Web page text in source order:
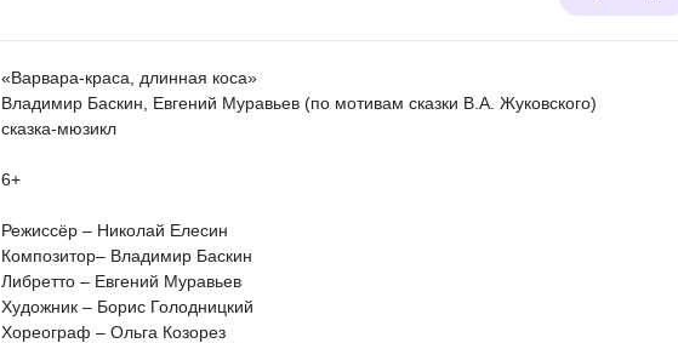
«Варвара-краса, длинная коса»
Владимир Баскин, Евгений Муравьев (по мотивам сказки В.А. Жуковского)
сказка-мюзикл
6+
Режиссёр – Николай Елесин
Композитор– Владимир Баскин
Либретто – Евгений Муравьев
Художник – Борис Голодницкий
Хореограф – Ольга Козорез